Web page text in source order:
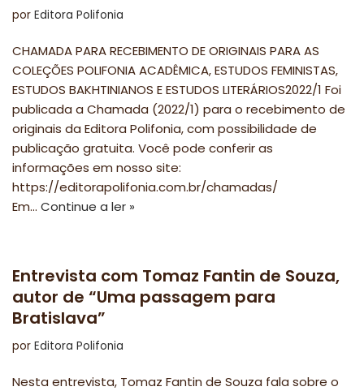
por Editora Polifonia
CHAMADA PARA RECEBIMENTO DE ORIGINAIS PARA AS
COLEÇÕES POLIFONIA ACADÊMICA, ESTUDOS FEMINISTAS,
ESTUDOS BAKHTINIANOS E ESTUDOS LITERÁRIOS2022/1 Foi
publicada a Chamada (2022/1) para o recebimento de
originais da Editora Polifonia, com possibilidade de
publicação gratuita. Você pode conferir as
informações em nosso site:
https://editorapolifonia.com.br/chamadas/
Em… Continue a ler »
Entrevista com Tomaz Fantin de Souza,
autor de “Uma passagem para
Bratislava”
por Editora Polifonia
Nesta entrevista, Tomaz Fantin de Souza fala sobre o